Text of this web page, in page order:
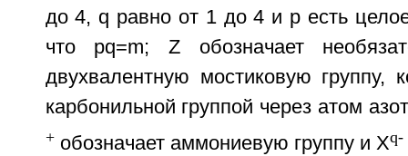
до 4, q равно от 1 до 4 и р есть
что pq=m; Z обозначает
двухвалентную мостиковую группу,
карбонильной группой через атом
+обозначает аммониевую группу и Xq-